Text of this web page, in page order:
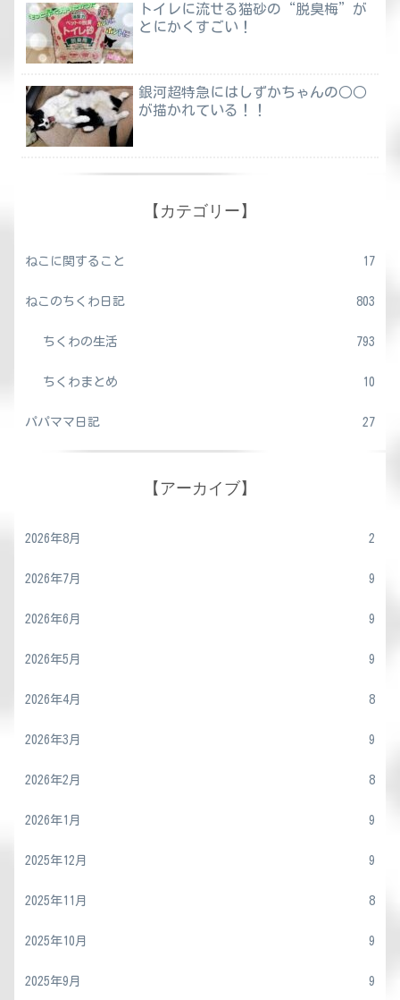
トイレに流せる猫砂の“脱臭梅”が
とにかくすごい！
銀河超特急にはしずかちゃんの○○
が描かれている！！
【カテゴリー】
ねこに関すること 17
ねこのちくわ日記 803
ちくわの生活 793
ちくわまとめ 10
パパママ日記 27
【アーカイブ】
2026年8月 2
2026年7月 9
2026年6月 9
2026年5月 9
2026年4月 8
2026年3月 9
2026年2月 8
2026年1月 9
2025年12月 9
2025年11月 8
2025年10月 9
2025年9月 9